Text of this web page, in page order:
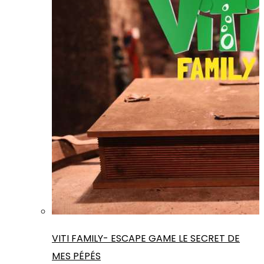
VITI FAMILY- ESCAPE GAME LE SECRET DE
MES PÉPÉS